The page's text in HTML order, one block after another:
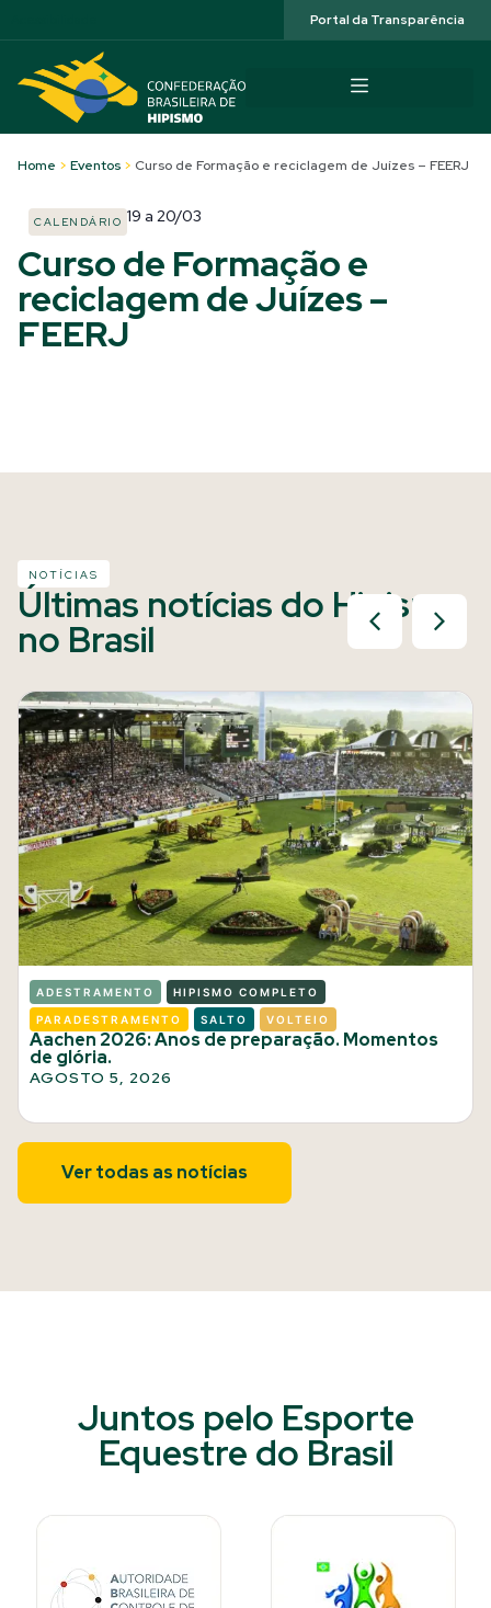
Portal da Transparência
Home > Eventos > Curso de Formação e reciclagem de Juízes – FEERJ
CALENDÁRIO 19 a 20/03
Curso de Formação e
reciclagem de Juízes –
FEERJ
NOTÍCIAS
Últimas notícias do Hipismo
no Brasil
ADESTRAMENTO HIPISMO COMPLETO
PARADESTRAMENTO SALTO VOLTEIO
Aachen 2026: Anos de preparação. Momentos
de glória.
AGOSTO 5, 2026
Ver todas as notícias
Juntos pelo Esporte
Equestre do Brasil​